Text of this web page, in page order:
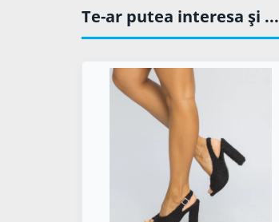
Te-ar putea interesa şi ...